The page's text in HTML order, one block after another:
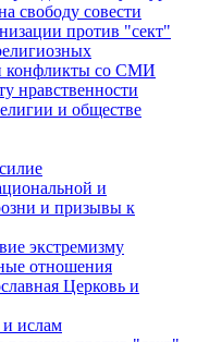
свободу совести
против "сект"
конфликты со СМИ
нравственности
и обществе
и
и призывы к
экстремизму
отношения
Церковь и
и ислам